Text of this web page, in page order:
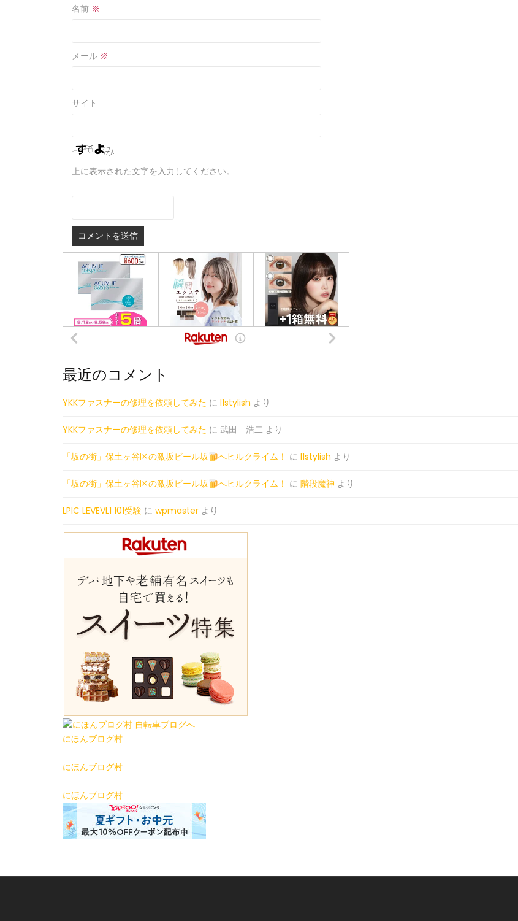
名前 ※
メール ※
サイト
上に表示された文字を入力してください。
最近のコメント
YKKファスナーの修理を依頼してみた に l1stylish より
YKKファスナーの修理を依頼してみた に 武田 浩二 より
「坂の街」保土ヶ谷区の激坂ビール坂 へヒルクライム！ に l1stylish より
「坂の街」保土ヶ谷区の激坂ビール坂 へヒルクライム！ に 階段魔神 より
LPIC LEVEVL1 101受験 に wpmaster より
にほんブログ村
にほんブログ村
にほんブログ村